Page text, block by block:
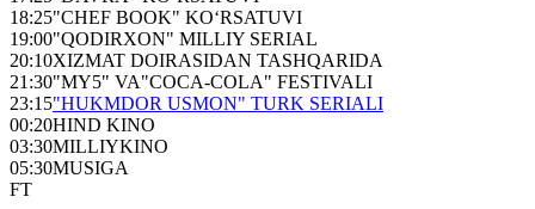
18:25"CHEF BOOK" KO‘RSATUVI
19:00"QODIRXON" MILLIY SERIAL
20:10XIZMAT DOIRASIDAN TASHQARIDA
21:30"MY5" VA"COCA-COLA" FESTIVALI
23:15"HUKMDOR USMON" TURK SERIALI
00:20HIND KINO
03:30MILLIYKINO
05:30MUSIGA
FT